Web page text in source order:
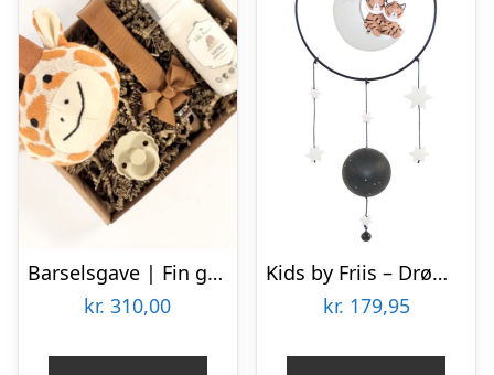
Barselsgave | Fin gave med dyr
kr. 310,00
Kids by Friis – Drømmefanger uro, tvillingen
kr. 179,95